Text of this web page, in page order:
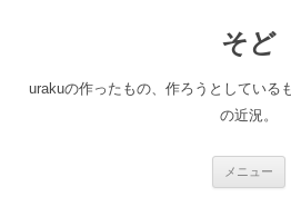
へ
そど
urakuの作ったもの、作ろうとしている
の近況。
メニュー